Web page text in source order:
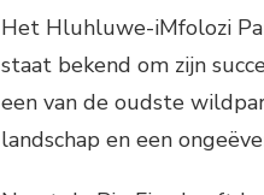
Het Hluhluwe-iMfolozi
staat bekend om zijn
een van de oudste
landschap en een